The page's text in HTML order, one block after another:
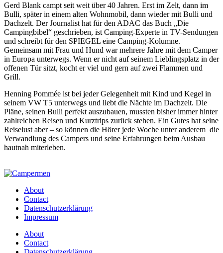
Gerd Blank campt seit weit über 40 Jahren. Erst im Zelt, dann im
Bulli, später in einem alten Wohnmobil, dann wieder mit Bulli und
Dachzelt. Der Journalist hat für den ADAC das Buch „Die
Campingbibel“ geschrieben, ist Camping-Experte in TV-Sendungen
und schreibt für den SPIEGEL eine Camping-Kolumne.
Gemeinsam mit Frau und Hund war mehrere Jahre mit dem Camper
in Europa unterwegs. Wenn er nicht auf seinem Lieblingsplatz in der
offenen Tür sitzt, kocht er viel und gern auf zwei Flammen und
Grill.
Henning Pommée ist bei jeder Gelegenheit mit Kind und Kegel in
seinem VW T5 unterwegs und liebt die Nächte im Dachzelt. Die
Pläne, seinen Bulli perfekt auszubauen, mussten bisher immer hinter
zahlreichen Reisen und Kurztrips zurück stehen. Ein Gutes hat seine
Reiselust aber – so können die Hörer jede Woche unter anderem die
Verwandlung des Campers und seine Erfahrungen beim Ausbau
hautnah miterleben.
About
Contact
Datenschutzerklärung
Impressum
About
Contact